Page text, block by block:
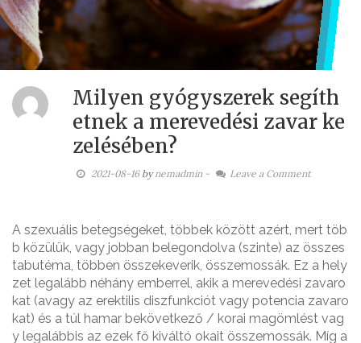
Milyen gyógyszerek segíth
etnek a merevedési zavar ke
zelésében?
2021-08-16bynemadmin - Leave a Comment
A szexuális betegségeket, többek között azért, mert töb
b közülük, vagy jobban belegondolva (szinte) az összes
tabutéma, többen összekeverik, összemossák. Ez a hely
zet legalább néhány emberrel, akik a merevedési zavaro
kat (avagy az erektilis diszfunkciót vagy potencia zavaro
kat) és a túl hamar bekövetkező / korai magömlést vag
y legalábbis az ezek fő kiváltó okait összemossák. Míg a